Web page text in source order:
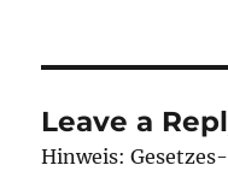
Leave a
Hinweis: